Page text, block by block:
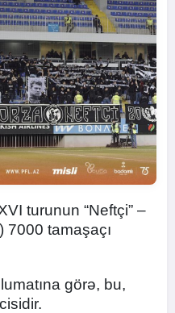
turunun “Neftçi” –
7000 tamaşaçı
görə, bu,